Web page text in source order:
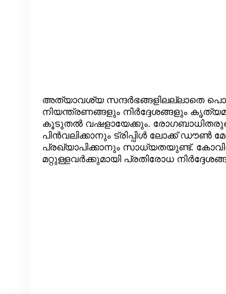
അത്യാവശ്യ സന്ദർഭങ്ങളിലല്ലാതെ
നിയന്ത്രണങ്ങളും നിർദ്ദേശങ്ങളും
കൂടുതൽ വഷളായേക്കും.
പിൻവലിക്കാനും ട്രിപ്പിൾ ലോക്ക്
പ്രഖ്യാപിക്കാനും സാധ്യതയുണ്ട്.
മറ്റുള്ളവർക്കുമായി പ്രതിരോധ